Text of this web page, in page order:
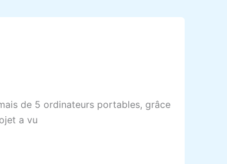
de 5 ordinateurs portables, grâce
a vu